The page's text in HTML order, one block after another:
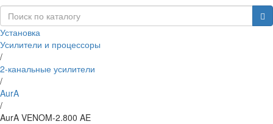
Установка
Усилители и процессоры
/
2-канальные усилители
/
AurA
/
AurA VENOM-2.800 AE